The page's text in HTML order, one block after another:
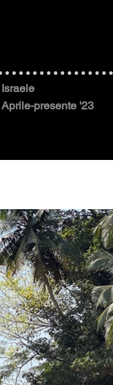
Israele
Aprile-presente '23